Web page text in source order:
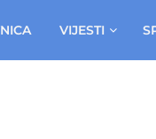
VIJESTI